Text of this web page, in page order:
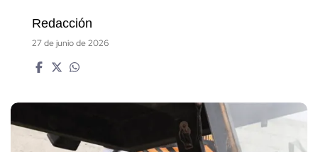
Redacción
27 de junio de 2026